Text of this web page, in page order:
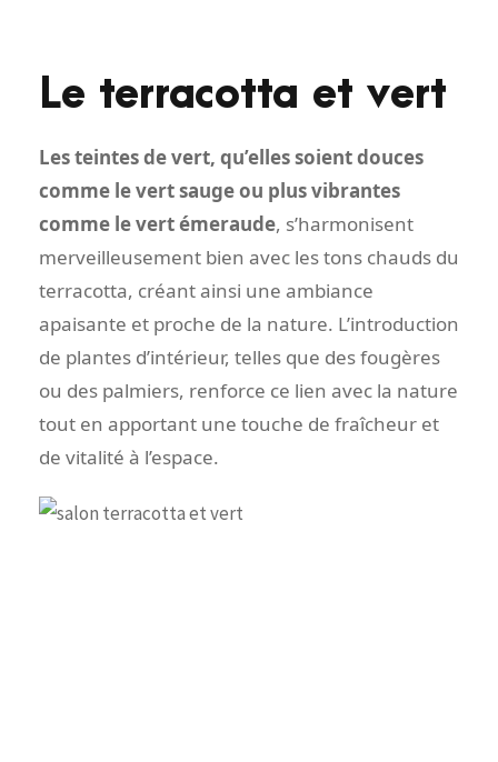
Le terracotta et vert
Les teintes de vert, qu’elles soient douces
comme le vert sauge ou plus vibrantes
comme le vert émeraude, s’harmonisent
merveilleusement bien avec les tons chauds du
terracotta, créant ainsi une ambiance
apaisante et proche de la nature. L’introduction
de plantes d’intérieur, telles que des fougères
ou des palmiers, renforce ce lien avec la nature
tout en apportant une touche de fraîcheur et
de vitalité à l’espace.